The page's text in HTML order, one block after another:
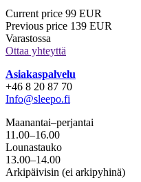
Current price 99 EUR
Previous price 139 EUR
Varastossa
Ottaa yhteyttä
Asiakaspalvelu
+46 8 20 87 70
Info@sleepo.fi
Maanantai–perjantai
11.00–16.00
Lounastauko
13.00–14.00
Arkipäivisin (ei arkipyhinä)